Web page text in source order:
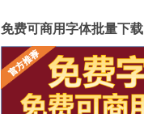
免费可商用字体批量下载